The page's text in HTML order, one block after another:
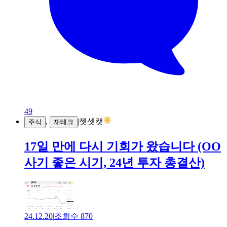
49
주식 , 재테크 |젯셋캣
17일 만에 다시 기회가 왔습니다 (OO
사기 좋은 시기, 24년 투자 총결산)
24.12.20|조회수 870